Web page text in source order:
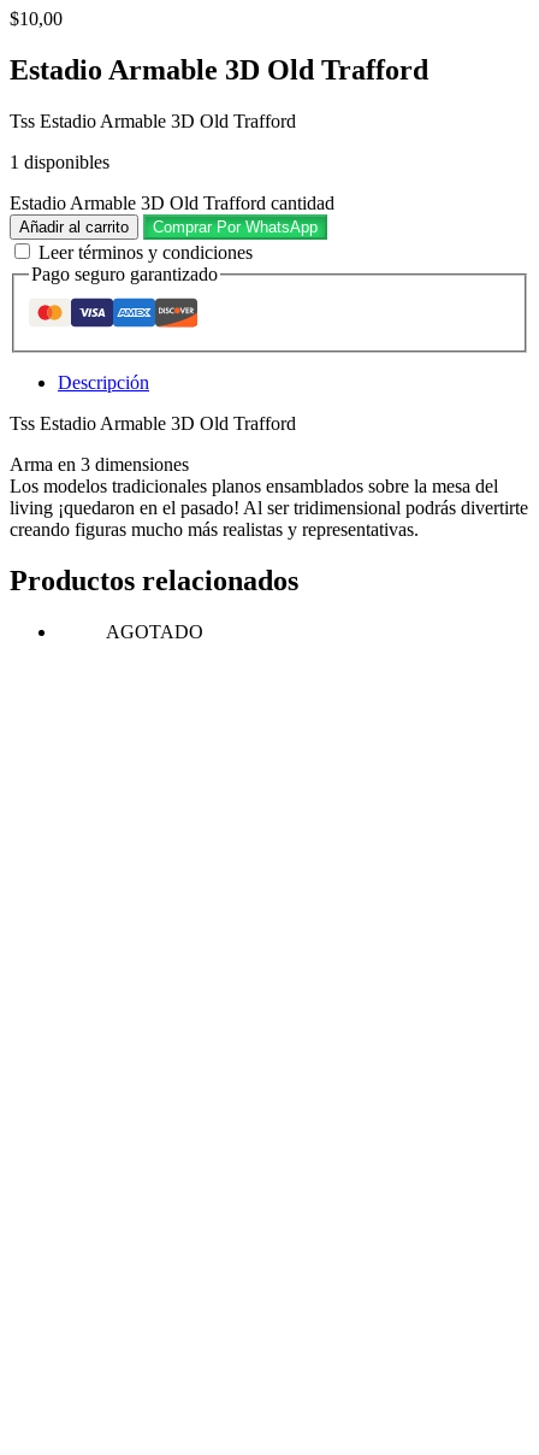
$10,00
Estadio Armable 3D Old Trafford
Tss Estadio Armable 3D Old Trafford
1 disponibles
Estadio Armable 3D Old Trafford cantidad
Añadir al carrito Comprar Por WhatsApp
Leer términos y condiciones
Pago seguro garantizado
Descripción
Tss Estadio Armable 3D Old Trafford
Arma en 3 dimensiones
Los modelos tradicionales planos ensamblados sobre la mesa del
living ¡quedaron en el pasado! Al ser tridimensional podrás divertirte
creando figuras mucho más realistas y representativas.
Productos relacionados
AGOTADO